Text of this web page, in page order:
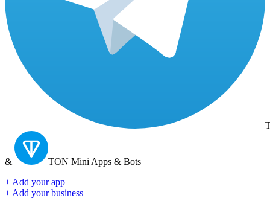
& TON Mini Apps & Bots
+ Add your app
+ Add your business